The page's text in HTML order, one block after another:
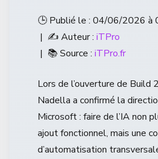
🕒 Publié le : 04/06/2026 à
| ✍️ Auteur : iTPro
| 📚 Source : iTPro.fr
Lors de l’ouverture de Build
Nadella a confirmé la
Microsoft : faire de l’IA non
ajout fonctionnel, mais une
d’automatisation